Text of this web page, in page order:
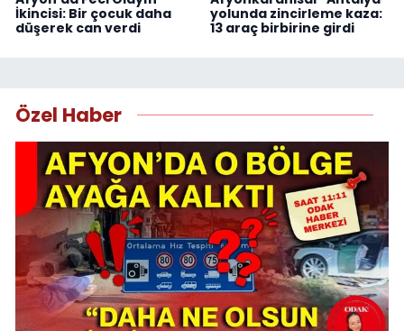
İkincisi: Bir çocuk daha
düşerek can verdi
yolunda zincirleme kaza:
13 araç birbirine girdi
Özel Haber